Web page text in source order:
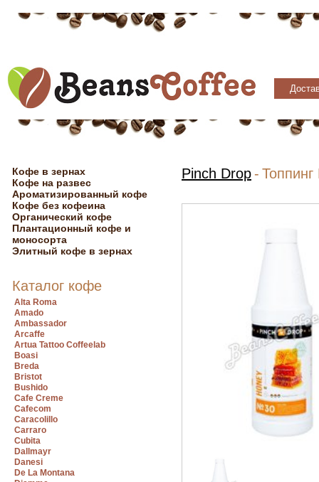
Кофе в зернах
Кофе на развес
Ароматизированный кофе
Кофе без кофеина
Органический кофе
Плантационный кофе и
моносорта
Элитный кофе в зернах
Каталог кофе
Alta Roma
Amado
Ambassador
Arcaffe
Artua Tattoo Coffeelab
Boasi
Breda
Bristot
Bushido
Cafe Creme
Cafecom
Caracolillo
Carraro
Cubita
Dallmayr
Danesi
De La Montana
Pinch Drop -